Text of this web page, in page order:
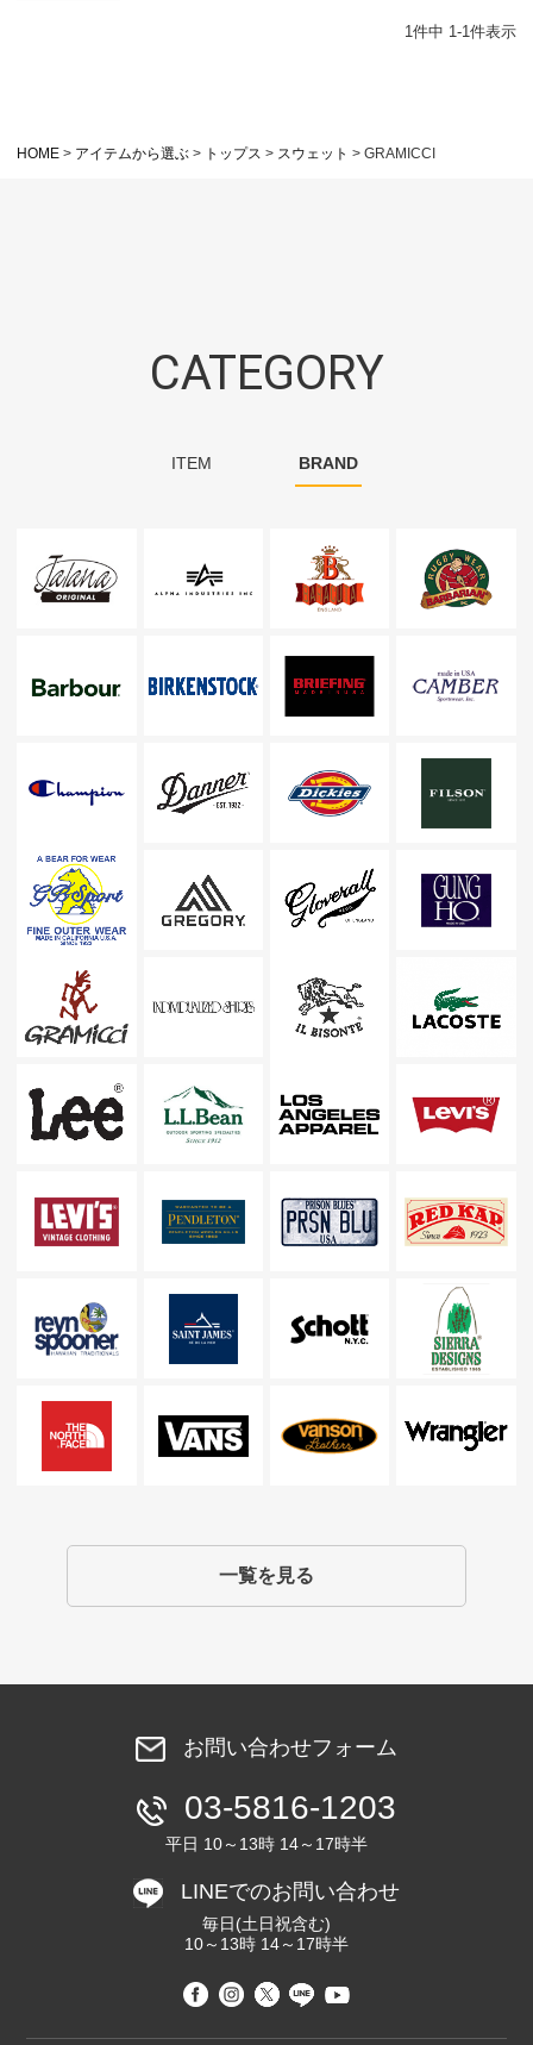
1件中 1-1件表示
HOME アイテムから選ぶ トップス スウェット GRAMICCI
CATEGORY
ITEM BRAND
一覧を見る
お問い合わせフォーム
03-5816-1203
平日 10～13時 14～17時半
LINEでのお問い合わせ
毎日(土日祝含む)
10～13時 14～17時半